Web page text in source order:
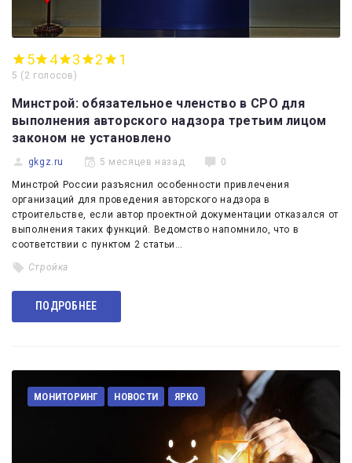
5 4 3 2 1
5 ( 2 голосов )
Минстрой: обязательное членство в СРО для
выполнения авторского надзора третьим лицом
законом не установлено
gkgz.ru 5 месяцев назад 0
Минстрой России разъяснил особенности привлечения
организаций для проведения авторского надзора в
строительстве, если автор проектной документации отказался от
выполнения таких функций. Ведомство напомнило, что в
соответствии с пунктом 2 статьи…
Стройка
ПОДРОБНЕЕ
МОНИТОРИНГ НОВОСТИ ЯРКО